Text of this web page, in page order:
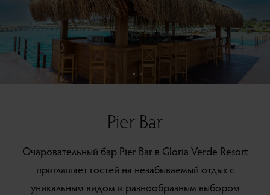
Pier Bar
Очаровательный бар Pier Bar в Gloria Verde Resort
приглашает гостей на незабываемый отдых с
уникальным видом и разнообразным выбором